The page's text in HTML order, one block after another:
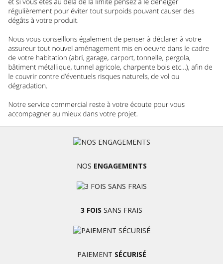
NOS ENGAGEMENTS
3 FOIS SANS FRAIS
PAIEMENT SÉCURISÉ